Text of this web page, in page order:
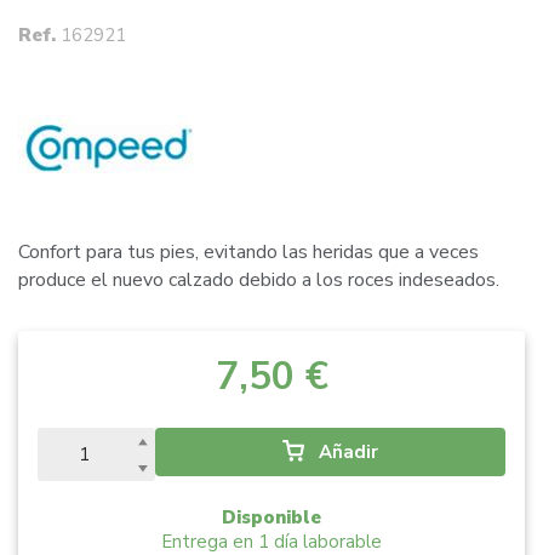
Ref. 162921
Confort para tus pies, evitando las heridas que a veces
produce el nuevo calzado debido a los roces indeseados.
7,50 €
Añadir
Disponible
Entrega en 1 día laborable